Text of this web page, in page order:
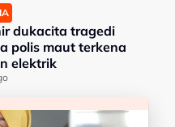
dukacita tragedi
polis maut terkena
elektrik